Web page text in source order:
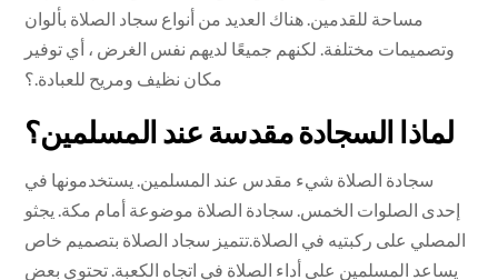
مساحة للقدمين. هناك العديد من أنواع سجاد الصلاة بألوان
وتصميمات مختلفة. لكنهم جميعًا لديهم نفس الغرض ، أي توفير
مكان نظيف ومريح للعبادة.؟
لماذا السجادة مقدسة عند المسلمين؟
سجادة الصلاة شيء مقدس عند المسلمين. يستخدمونها في
إحدى الصلوات الخمس. سجادة الصلاة موضوعة أمام مكة. يجثو
المصلي على ركبتيه في الصلاة.تتميز سجاد الصلاة بتصميم خاص
يساعد المسلمين على أداء الصلاة في اتجاه الكعبة. تحتوي بعض